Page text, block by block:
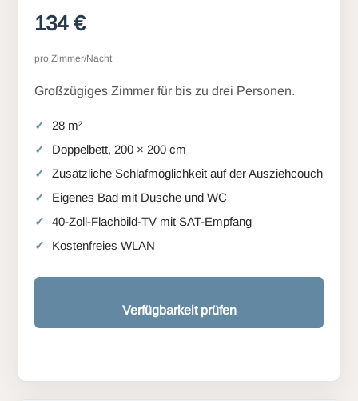
134 €
pro Zimmer/Nacht
Großzügiges Zimmer für bis zu drei Personen.
28 m²
Doppelbett, 200 × 200 cm
Zusätzliche Schlafmöglichkeit auf der Ausziehcouch
Eigenes Bad mit Dusche und WC
40-Zoll-Flachbild-TV mit SAT-Empfang
Kostenfreies WLAN
Verfügbarkeit prüfen